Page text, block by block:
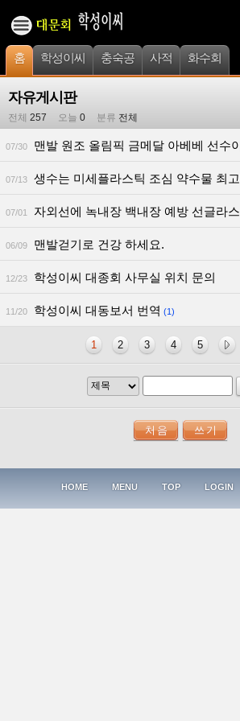
홈 학성이씨 충숙공 사적 화수회
자유게시판
전체 257 오늘 0 분류 전체
07/30 맨발 원조 올림픽 금메달 아베베 선수
07/13 생수는 미세플라스틱 조심 약수물 최
07/01 자외선에 녹내장 백내장 예방 선글라
06/09 맨발걷기로 건강 하세요.
12/23 학성이씨 대종회 사무실 위치 문의
11/20 학성이씨 대동보서 번역 (1)
1 2 3 4 5
HOME MENU TOP LOGIN